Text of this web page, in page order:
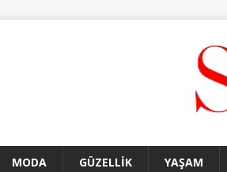
MODA GÜZELLİK YAŞAM